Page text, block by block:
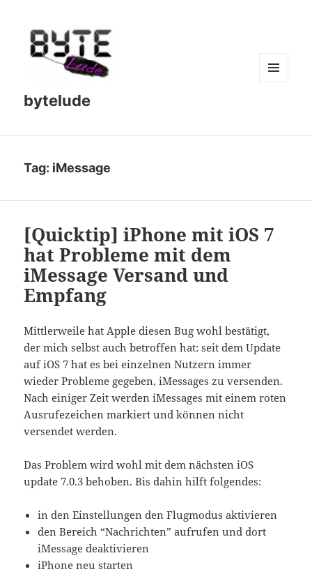
bytelude
Tag: iMessage
[Quicktip] iPhone mit iOS 7
hat Probleme mit dem
iMessage Versand und
Empfang
Mittlerweile hat Apple diesen Bug wohl bestätigt,
der mich selbst auch betroffen hat: seit dem Update
auf iOS 7 hat es bei einzelnen Nutzern immer
wieder Probleme gegeben, iMessages zu versenden.
Nach einiger Zeit werden iMessages mit einem roten
Ausrufezeichen markiert und können nicht
versendet werden.
Das Problem wird wohl mit dem nächsten iOS
update 7.0.3 behoben. Bis dahin hilft folgendes:
in den Einstellungen den Flugmodus aktivieren
den Bereich “Nachrichten” aufrufen und dort
iMessage deaktivieren
iPhone neu starten